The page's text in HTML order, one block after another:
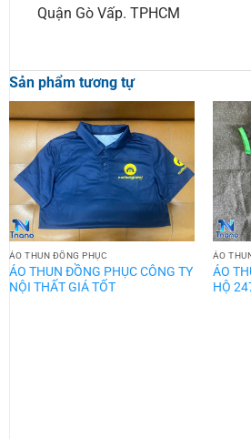
Quận Gò Vấp. TPHCM
Sản phẩm tương tự
ÁO THUN ĐỒNG PHỤC
ÁO THUN ĐỒNG PHỤC CÔNG TY
NỘI THẤT GIÁ TỐT
ÁO
ÁO
HỘ